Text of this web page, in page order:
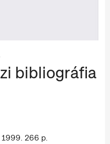
bibliográfia
266 p.